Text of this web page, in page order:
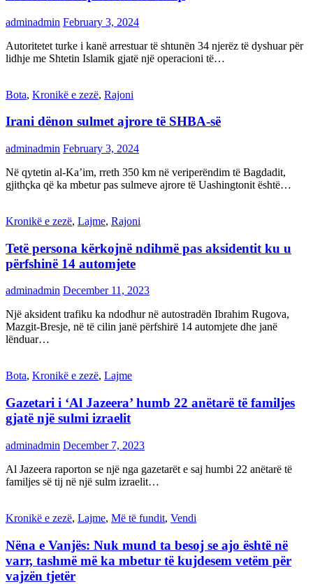
adminadmin February 3, 2024
Autoritetet turke i kanë arrestuar të shtunën 34 njerëz të dyshuar për
lidhje me Shtetin Islamik gjatë një operacioni të…
Bota, Kronikë e zezë, Rajoni
Irani dënon sulmet ajrore të SHBA-së
adminadmin February 3, 2024
Në qytetin al-Ka’im, rreth 350 km në veriperëndim të Bagdadit,
gjithçka që ka mbetur pas sulmeve ajrore të Uashingtonit është…
Kronikë e zezë, Lajme, Rajoni
Tetë persona kërkojnë ndihmë pas aksidentit ku u
përfshinë 14 automjete
adminadmin December 11, 2023
Një aksident trafiku ka ndodhur në autostradën Ibrahim Rugova,
Mazgit-Bresje, në të cilin janë përfshirë 14 automjete dhe janë
lënduar…
Bota, Kronikë e zezë, Lajme
Gazetari i ‘Al Jazeera’ humb 22 anëtarë të familjes
gjatë një sulmi izraelit
adminadmin December 7, 2023
Al Jazeera raporton se një nga gazetarët e saj humbi 22 anëtarë të
familjes së tij në një sulm izraelit…
Kronikë e zezë, Lajme, Më të fundit, Vendi
Nëna e Vanjës: Nuk mund ta besoj se ajo është në
varr, tashmë më ka mbetur të kujdesem vetëm për
vajzën tjetër